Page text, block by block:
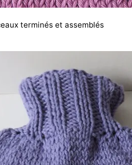
terminés et assemblés